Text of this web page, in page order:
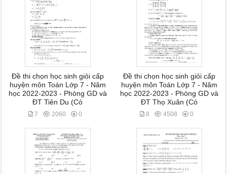
Đề thi chọn học sinh giỏi cấp
huyện môn Toán Lớp 7 - Năm
học 2022-2023 - Phòng GD và
ĐT Tiên Du (Có
7 2060 0
Đề thi chọn học sinh giỏi cấp
huyện môn Toán Lớp 7 - Năm
học 2022-2023 - Phòng GD và
ĐT Thọ Xuân (Có
8 4508 0